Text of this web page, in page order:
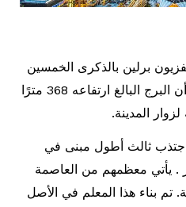
برلين بالذكرى الخمسين
لتأسيسه في عام 2020 . إلا أن البرج البالغ ارتفاعه 368 مترًا
المدينة.
في عام 1970 ، اجتذب ثالث أطول مبنى في
مليون زائر . يأتي معظمهم من العاصمة
تم بناء هذا المعلم في الأصل